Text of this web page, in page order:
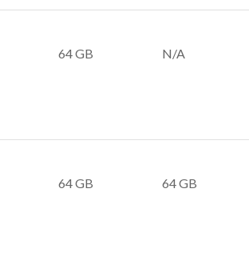
64 GB N/A
64 GB 64 GB